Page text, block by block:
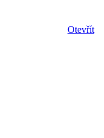
Otevřít